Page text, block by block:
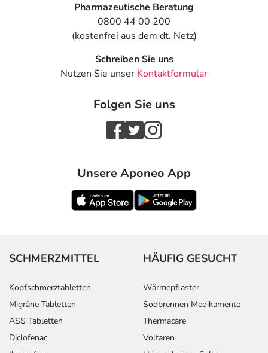
Pharmazeutische Beratung
0800 44 00 200
(kostenfrei aus dem dt. Netz)
Schreiben Sie uns
Nutzen Sie unser Kontaktformular
Folgen Sie uns
Unsere Aponeo App
SCHMERZMITTEL
Kopfschmerztabletten
Migräne Tabletten
ASS Tabletten
Diclofenac
HÄUFIG GESUCHT
Wärmepflaster
Sodbrennen Medikamente
Thermacare
Voltaren